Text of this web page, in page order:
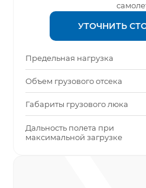
УТОЧНИТЬ
Предельная нагрузка
Объем грузового отсека
Габариты грузового люка
Дальность полета при
максимальной загрузке